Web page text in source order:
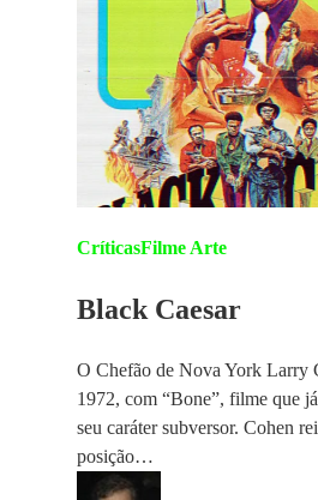
CríticasFilme Arte
Black Caesar
O Chefão de Nova York Larry
1972, com “Bone”, filme que
seu caráter subversor. Cohen
posição…